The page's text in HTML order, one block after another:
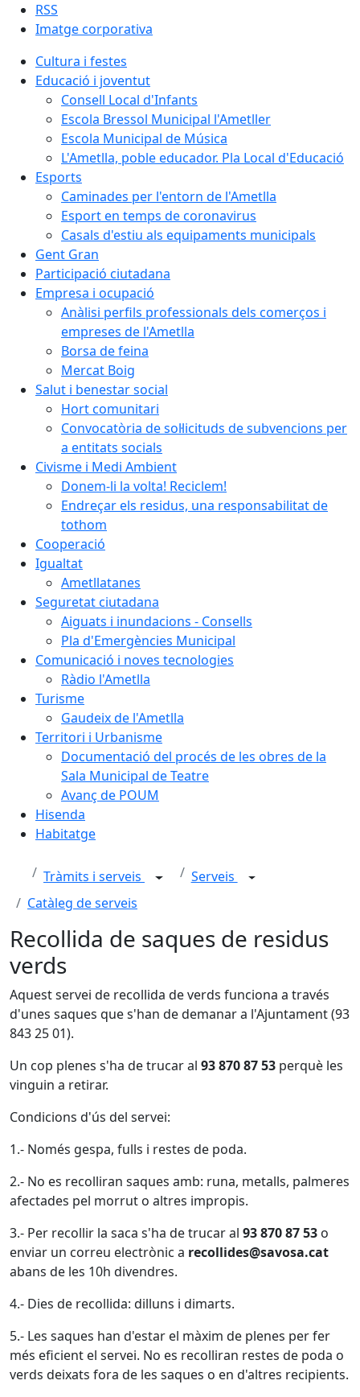
RSS
Imatge corporativa
Cultura i festes
Educació i joventut
Consell Local d'Infants
Escola Bressol Municipal l'Ametller
Escola Municipal de Música
L'Ametlla, poble educador. Pla Local d'Educació
Esports
Caminades per l'entorn de l'Ametlla
Esport en temps de coronavirus
Casals d'estiu als equipaments municipals
Gent Gran
Participació ciutadana
Empresa i ocupació
Anàlisi perfils professionals dels comerços i
empreses de l'Ametlla
Borsa de feina
Mercat Boig
Salut i benestar social
Hort comunitari
Convocatòria de sol·licituds de subvencions per
a entitats socials
Civisme i Medi Ambient
Donem-li la volta! Reciclem!
Endreçar els residus, una responsabilitat de
tothom
Cooperació
Igualtat
Ametllatanes
Seguretat ciutadana
Aiguats i inundacions - Consells
Pla d'Emergències Municipal
Comunicació i noves tecnologies
Ràdio l'Ametlla
Turisme
Gaudeix de l'Ametlla
Territori i Urbanisme
Documentació del procés de les obres de la
Sala Municipal de Teatre
Avanç de POUM
Hisenda
Habitatge
Tràmits i serveis
Serveis
Catàleg de serveis
Recollida de saques de residus
verds
Aquest servei de recollida de verds funciona a través
d'unes saques que s'han de demanar a l'Ajuntament (93
843 25 01).
Un cop plenes s'ha de trucar al 93 870 87 53 perquè les
vinguin a retirar.
Condicions d'ús del servei:
1.- Només gespa, fulls i restes de poda.
2.- No es recolliran saques amb: runa, metalls, palmeres
afectades pel morrut o altres impropis.
3.- Per recollir la saca s'ha de trucar al 93 870 87 53 o
enviar un correu electrònic a recollides@savosa.cat
abans de les 10h divendres.
4.- Dies de recollida: dilluns i dimarts.
5.- Les saques han d'estar el màxim de plenes per fer
més eficient el servei. No es recolliran restes de poda o
verds deixats fora de les saques o en d'altres recipients.